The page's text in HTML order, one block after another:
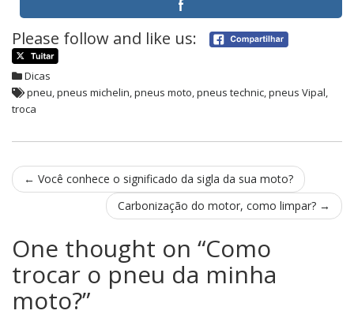
Please follow and like us:
Dicas
pneu,pneus michelin,pneus moto,pneus technic,pneus Vipal,
troca
Post
navigation
← Você conhece o significado da sigla da sua moto?
Carbonização do motor, como limpar? →
One thought on “Como
trocar o pneu da minha
moto?”